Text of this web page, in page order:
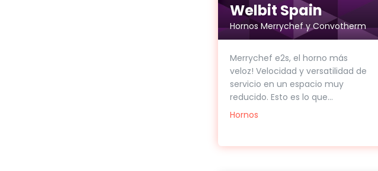
Welbit Spain
Hornos Merrychef y Convotherm
Merrychef e2s, el horno más
veloz! Velocidad y versatilidad de
servicio en un espacio muy
reducido. Esto es lo que...
Hornos